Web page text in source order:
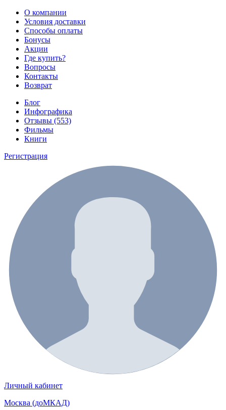
О компании
Условия доставки
Способы оплаты
Бонусы
Акции
Где купить?
Вопросы
Контакты
Возврат
Блог
Инфографика
Отзывы (553)
Фильмы
Книги
Регистрация
Личный кабинет
Москва (доМКАД)